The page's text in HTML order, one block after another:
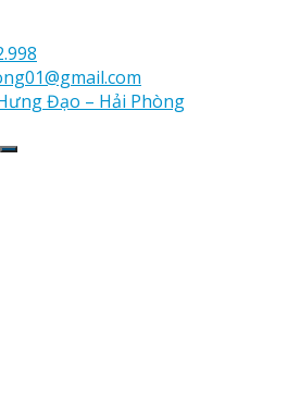
Đạo – Hải Phòng